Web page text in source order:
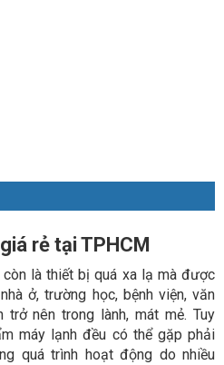
rẻ tại TPHCM
còn là thiết bị quá xa lạ mà được
ở, trường học, bệnh viện, văn
trở nên trong lành, mát mẻ. Tuy
máy lạnh đều có thể gặp phải
quá trình hoạt động do nhiều